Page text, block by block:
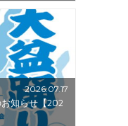
2026.07.17
知らせ【202